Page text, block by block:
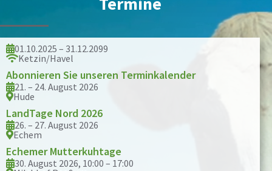
01.10.2025 – 31.12.2099
Ketzin/Havel
Abonnieren Sie unseren Terminkalender
21. – 24. August 2026
Hude
LandTage Nord 2026
26. – 27. August 2026
Echem
Echemer Mutterkuhtage
30. August 2026, 10:00 – 17:00